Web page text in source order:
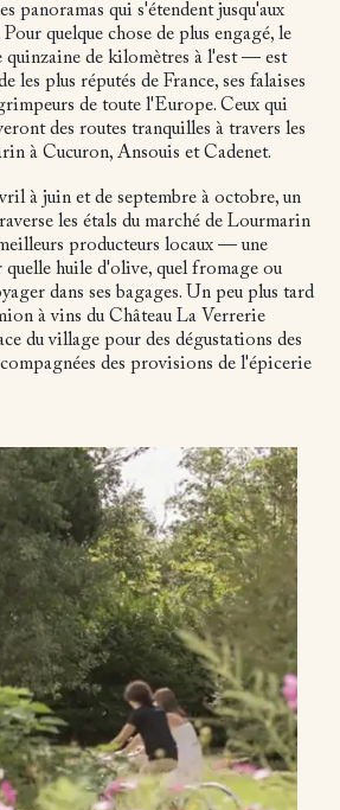
panoramas qui s'étendent jusqu'aux
quelque chose de plus engagé, le
quinzaine de kilomètres à l'est — est
les plus réputés de France, ses falaises
de toute l'Europe. Ceux qui
des routes tranquilles à travers les
à Cucuron, Ansouis et Cadenet.
à juin et de septembre à octobre, un
les étals du marché de Lourmarin
producteurs locaux — une
quelle huile d'olive, quel fromage ou
dans ses bagages. Un peu plus tard
à vins du Château La Verrerie
du village pour des dégustations des
des provisions de l'épicerie